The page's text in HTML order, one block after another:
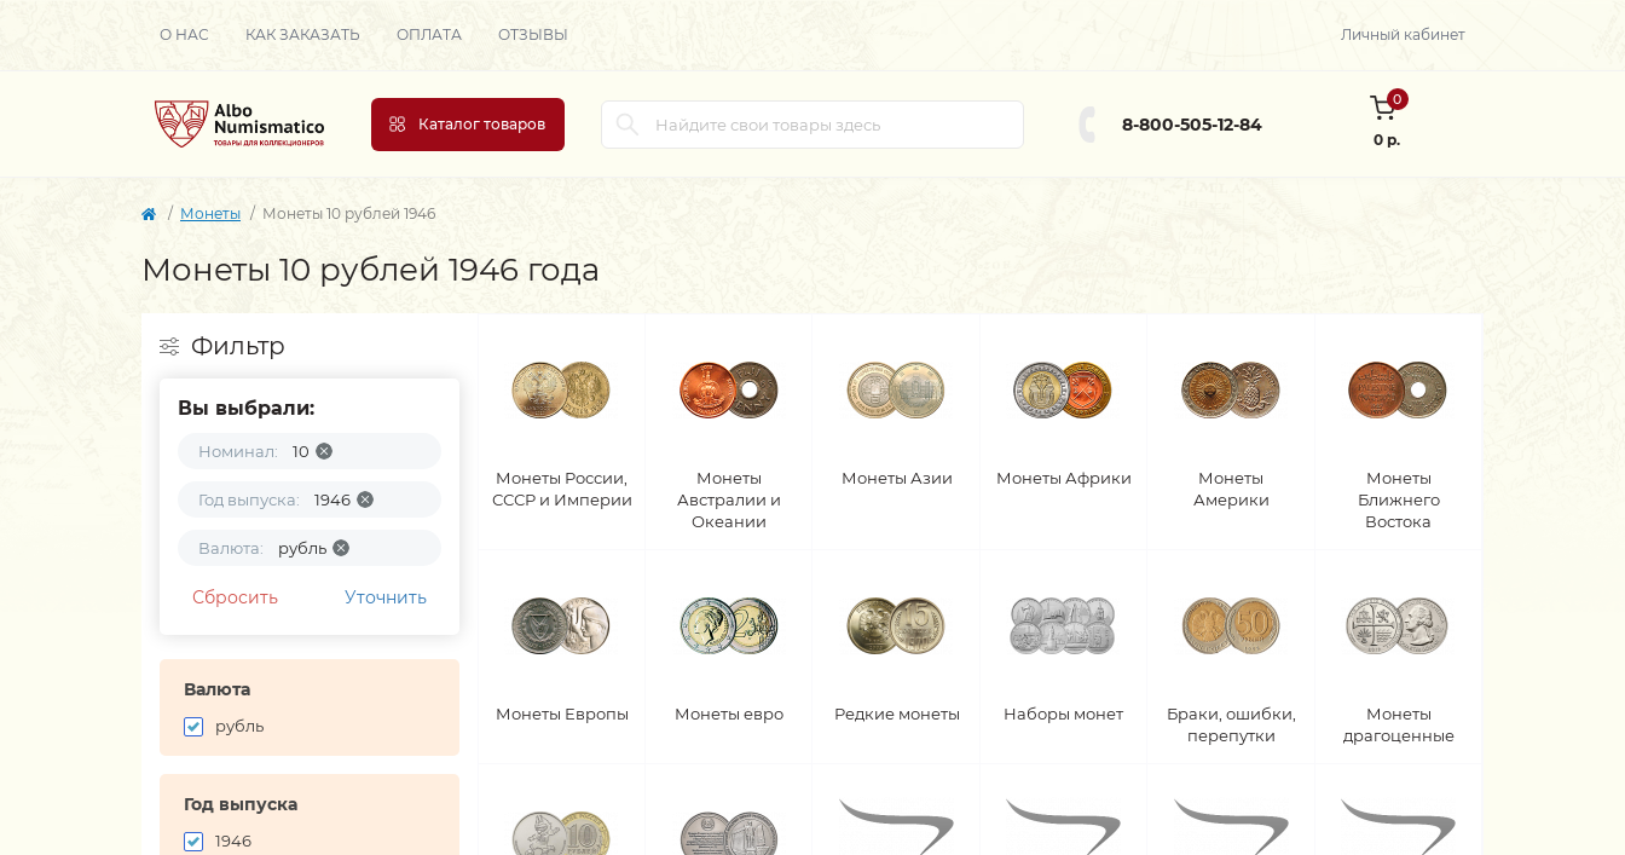
О НАС КАК ЗАКАЗАТЬ ОПЛАТА ОТЗЫВЫ Личный кабинет
Каталог товаров 8-800-505-12-84
0
0 р.
Монеты Монеты 10 рублей 1946
Монеты 10 рублей 1946 года
Фильтр
Вы выбрали:
Номинал: 10
Год выпуска: 1946
Валюта: рубль
Сбросить Уточнить
Валюта
рубль
Год выпуска
1946
Монеты России,
СССР и Империи
Монеты
Австралии и
Океании
Монеты Азии Монеты Африки
Монеты
Америки
Монеты
Ближнего
Востока
Монеты Европы Монеты евро Редкие монеты Наборы монет
Браки, ошибки,
перепутки
Монеты
драгоценные